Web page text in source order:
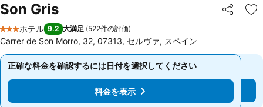
Son Gris シェア
お
3 ホテルのランク
ホテル 9.2 大満足 (522件の評価)
Carrer de Son Morro, 32, 07313, セルヴァ, スペイン
正確な料金を確認するには日付を選択してください
料金を表示
正確な料金を確認するには日付を選択してください
料金を表示